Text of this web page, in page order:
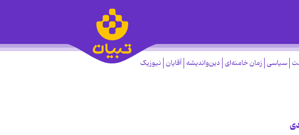
سیاسی زمان خامنه‌ای دین‌واندیشه آقایان نیوزیک